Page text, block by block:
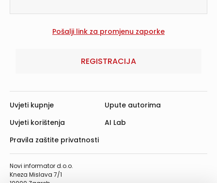
REGISTRACIJA
Novi informator d.o.o.
Kneza Mislava 7/1
Uvjeti kupnje
Uvjeti korištenja
Pravila zaštite privatnosti
Upute autorima
AI Lab